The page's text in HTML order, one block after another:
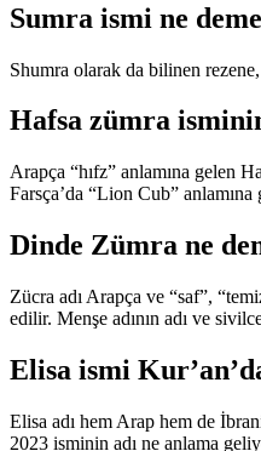
Sumra ismi ne
Shumra olarak da bilinen
Hafsa zümra
Arapça “hıfz” anlamına gelen
Farsça’da “Lion Cub”
Dinde Zümra ne
Zücra adı Arapça ve “saf”,
edilir. Menşe adının adı ve
Elisa ismi
Elisa adı hem Arap hem de
2023 isminin adı ne anlama